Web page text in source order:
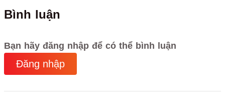
Bình luận
Bạn hãy đăng nhập để có thể bình luận
Đăng nhập